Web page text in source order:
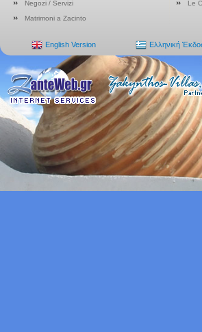
Negozi / Servizi
Le
Matrimoni a Zacinto
English Version Ελληνική